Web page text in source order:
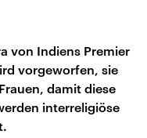
von Indiens Premier
vorgeworfen, sie
damit diese
interreligiöse